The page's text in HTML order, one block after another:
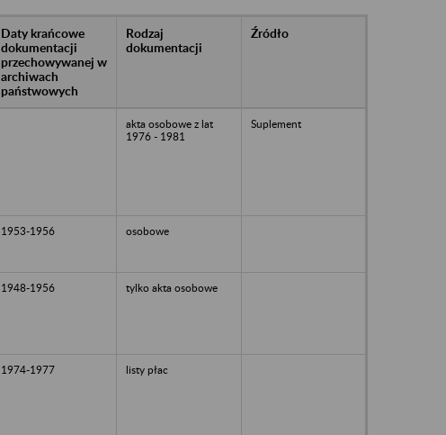
Daty krańcowe
dokumentacji
przechowywanej w
archiwach
państwowych
Rodzaj
dokumentacji
Źródło
akta osobowe z lat
1976 - 1981
Suplement
1953-1956 osobowe
1948-1956 tylko akta osobowe
1974-1977 listy płac